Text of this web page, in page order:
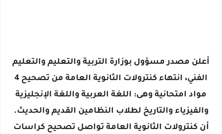
أعلن مصدر مسؤول بوزارة التربية والتعليم والتعليم
الفني، انتهاء كنترولات الثانوية العامة من تصحيح 4
مواد امتحانية وهى: اللغة العربية واللغة الإنجليزية
والفيزياء والتاريخ لطلاب النظامين القديم والحديث.
أن كنترولات الثانوية العامة تواصل تصحيح كراسات